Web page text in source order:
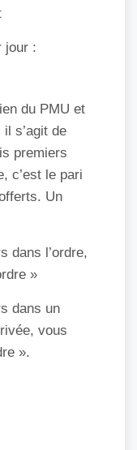
jour :
du PMU et
s’agit de
premiers
c’est le pari
Un
dans l’ordre,
»
dans un
vous
».